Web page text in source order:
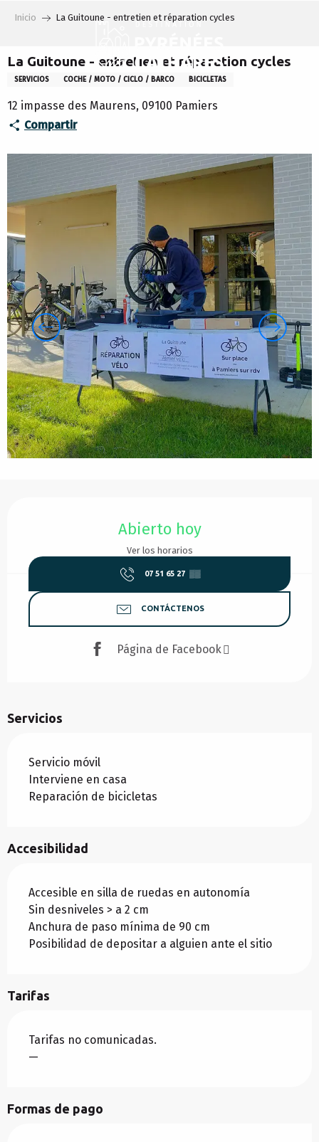
principal
Inicio La Guitoune - entretien et réparation cycles
La Guitoune - entretien et réparation cycles
SERVICIOS COCHE / MOTO / CICLO / BARCO BICICLETAS
12 impasse des Maurens, 09100 Pamiers
Compartir
Abierto hoy
Ver los horarios
07 51 65 27 ▒▒
CONTÁCTENOS
Página de Facebook
Servicios
Servicio móvil
Interviene en casa
Reparación de bicicletas
Accesibilidad
Accesible en silla de ruedas en autonomía
Sin desniveles > a 2 cm
Anchura de paso mínima de 90 cm
Posibilidad de depositar a alguien ante el sitio
Tarifas
Tarifas no comunicadas.
—
Formas de pago